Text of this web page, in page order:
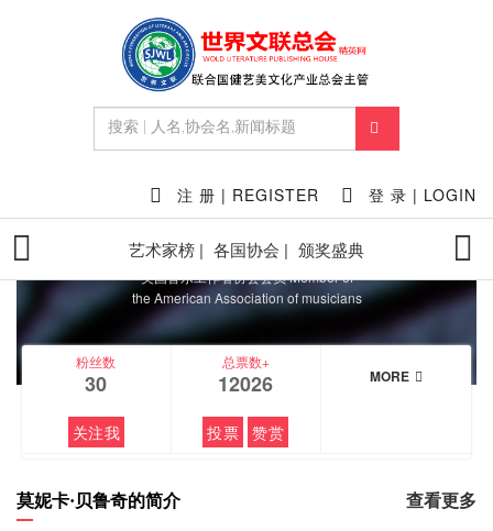
注 册 | REGISTER 登 录 | LOGIN
艺术家榜 | 各国协会 | 颁奖盛典
FEATURED
@Monica Bellucci
美国音乐工作者协会会员 Member of
the American Association of musicians
粉丝数
30
关注我
总票数+
12026
投票 赞赏
MORE
莫妮卡·贝鲁奇的简介 查看更多